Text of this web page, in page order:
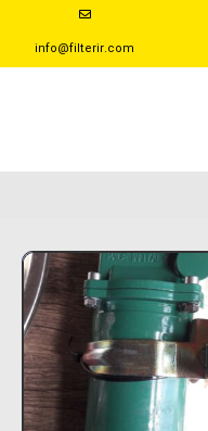
info@filterir.com